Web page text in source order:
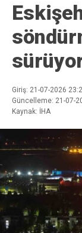
Giriş: 21-07-2026
Güncelleme: 21-07-
Kaynak: İHA